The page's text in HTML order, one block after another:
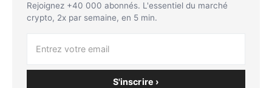
Rejoignez +40 000 abonnés. L'essentiel du marché
crypto, 2x par semaine, en 5 min.
S'inscrire ›